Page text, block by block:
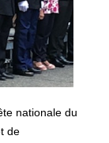
nationale du
de